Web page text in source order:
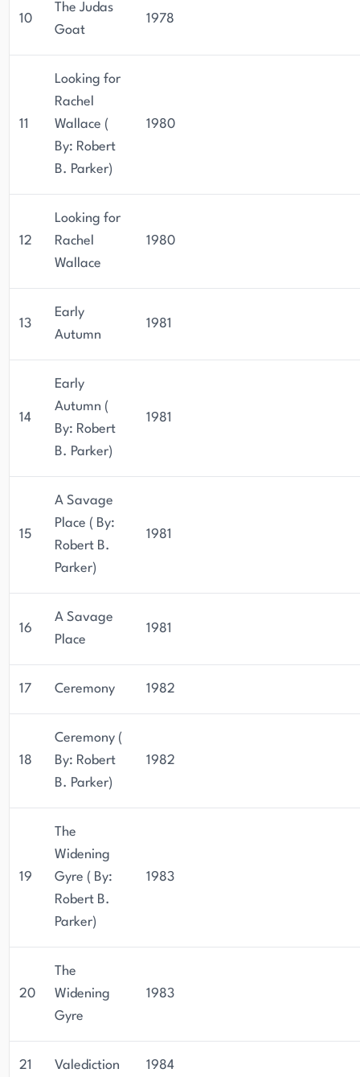
10
The Judas
Goat
1978
11
Looking for
Rachel
Wallace (
By: Robert
B. Parker)
1980
12
Looking for
Rachel
Wallace
1980
13
Early
Autumn
1981
14
Early
Autumn (
By: Robert
B. Parker)
1981
15
A Savage
Place ( By:
Robert B.
Parker)
1981
16
A Savage
Place
1981
17 Ceremony 1982
18
Ceremony (
By: Robert
B. Parker)
1982
19
The
Widening
Gyre ( By:
Robert B.
Parker)
1983
20
The
Widening
Gyre
1983
21 Valediction 1984